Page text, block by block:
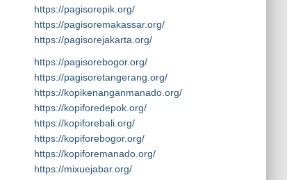
https://pagisorepik.org/
https://pagisoremakassar.org/
https://pagisorejakarta.org/
https://pagisorebogor.org/
https://pagisoretangerang.org/
https://kopikenanganmanado.org/
https://kopiforedepok.org/
https://kopiforebali.org/
https://kopiforebogor.org/
https://kopiforemanado.org/
https://mixuejabar.org/